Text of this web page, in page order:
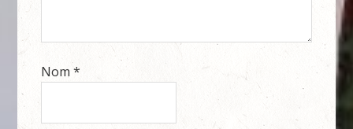
Nom*